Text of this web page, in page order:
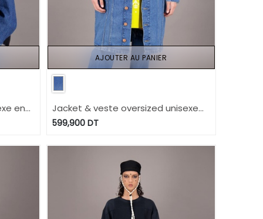
en
WEEK
Jacket & veste oversized unisexe
en jeans Modular TNFW
599,900DT
AJOUTER AU PANIER